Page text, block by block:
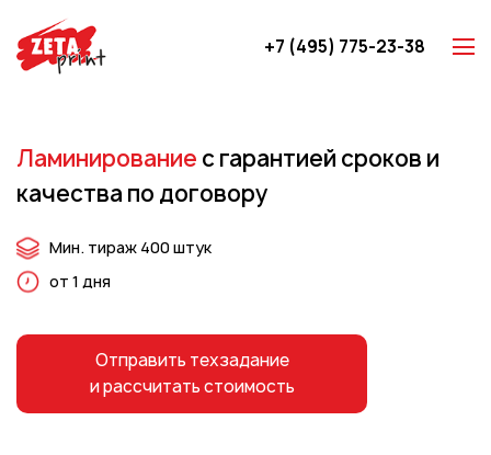
Буклеты
Игральные карты
Каталоги
Папки
Календари
+7 (495) 775-23-38
Ламинирование с гарантией сроков и
качества по договору
Мин. тираж 400 штук
от 1 дня
Отправить техзадание
и рассчитать стоимость